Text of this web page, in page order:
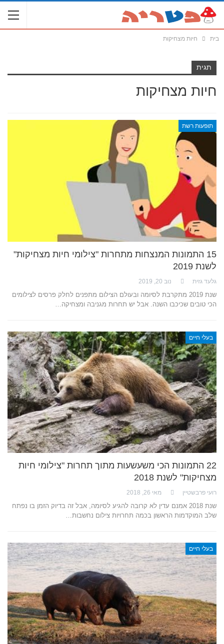
בית חיות מצחיקות
תגית
חיות מצחיקות
תופעות רשת
15 התמונות המנצחות מתחרות "צילומי חיות מצחיקות"
לשנת 2019
גלעד גזית נוב 20, 2019
שנת 2019 מתקרבת לסיומה ובעולם הצילום מתפנים לחלק פרסים לצילומים
הכי טובים שכיכבו השנה. אבל יש תחרות מגניבה ומצחיקה…
בעלי חיים
22 התמונות הכי משעשעות מתוך תחרות "צילומי חיות
מצחיקות" לשנת 2018
רועי פרבשטיין מאי 26, 2018
שנת 2018 אמנם עדין לא קרובה להגיע לסיומה, אבל זה בדיוק הזמן בו נפתח
שלב המוקדמות הראשון בכמה תחרויות צילום נחשבות…
בעלי חיים